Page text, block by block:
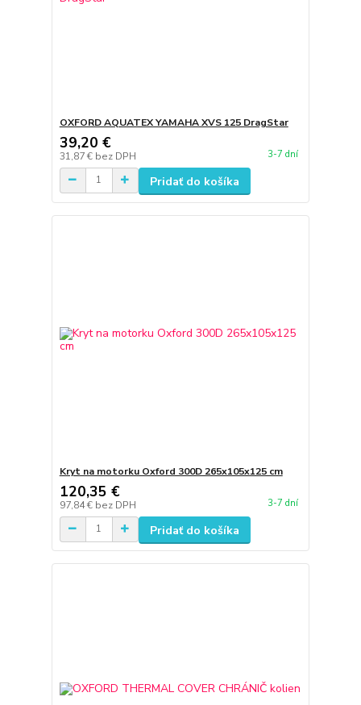
OXFORD AQUATEX YAMAHA XVS 125 DragStar
39,20 €
31,87 € bez DPH 3-7 dní
Pridať do košíka
Kryt na motorku Oxford 300D 265x105x125 cm
120,35 €
97,84 € bez DPH 3-7 dní
Pridať do košíka